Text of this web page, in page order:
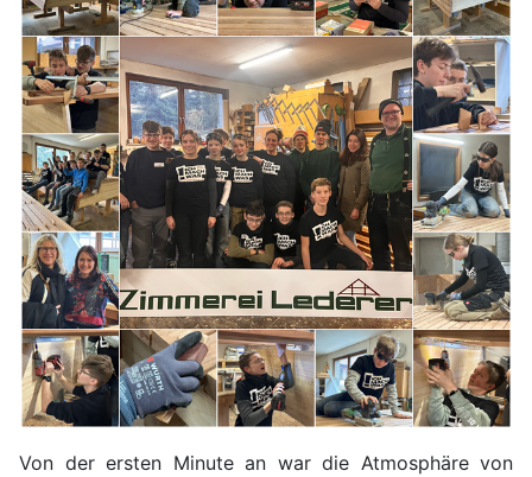
Von der ersten Minute an war die Atmosphäre von